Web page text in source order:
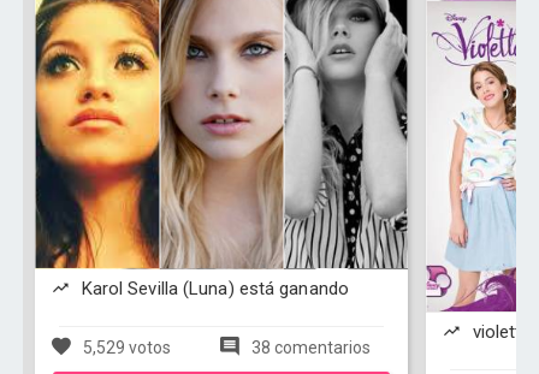
Karol Sevilla (Luna) está ganando
5,529 votos 38 comentarios
violetta